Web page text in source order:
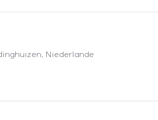
Niederlande